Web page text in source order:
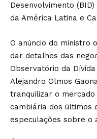
Desenvolvimento
da América Latina e
O anúncio do ministro
dar detalhes das
Observatório da
Alejandro Olmos
tranquilizar o
cambiária dos últimos
especulações sobre o